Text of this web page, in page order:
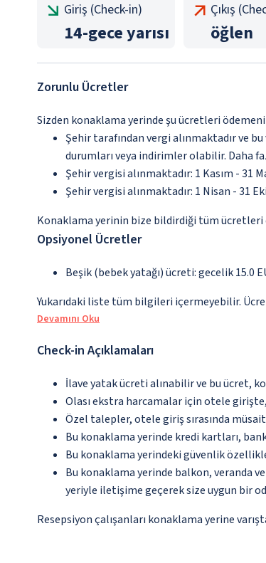
Giriş (Check-in)
14-gece yarısı
Çıkış
öğlen
Zorunlu Ücretler
Sizden konaklama yerinde şu ücretleri
Şehir tarafından vergi alınmaktadır ve
durumları veya indirimler olabilir. Daha
Şehir vergisi alınmaktadır: 1 Kasım - 31
Şehir vergisi alınmaktadır: 1 Nisan - 31
Konaklama yerinin bize bildirdiği tüm
Opsiyonel Ücretler
Beşik (bebek yatağı) ücreti: gecelik 15.0
Yukarıdaki liste tüm bilgileri içermeyebilir.
Devamını Oku
Check-in Açıklamaları
İlave yatak ücreti alınabilir ve bu ücret,
Olası ekstra harcamalar için otele
Özel talepler, otele giriş sırasında
Bu konaklama yerinde kredi kartları,
Bu konaklama yerindeki güvenlik
Bu konaklama yerinde balkon, veranda
yeriyle iletişime geçerek size uygun bir
Resepsiyon çalışanları konaklama yerine